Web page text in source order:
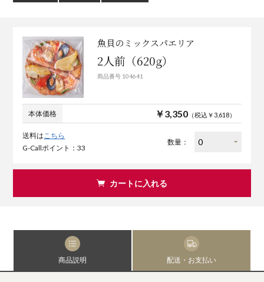
魚貝のミックスパエリア
2人前（620g）
商品番号 104641
本体価格 ￥3,350（税込￥3,618）
送料はこちら
G-Callポイント：33
数量：
カートに入れる
商品説明 配送・お支払い